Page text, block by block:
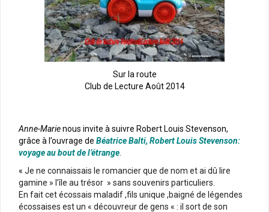
Sur la route
Club de Lecture Août 2014
Anne-Marienous invite à suivre Robert Louis Stevenson,
grâce à l’ouvrage de Béatrice Balti, Robert Louis Stevenson:
voyage au bout de l’étrange
« Je ne connaissais le romancier que de nom et ai dû lire
gamine » l’île au trésor » sans souvenirs particuliers.
En fait cet écossais maladif ,fils unique ,baigné de légendes
écossaises est un « découvreur de gens « : il sort de son